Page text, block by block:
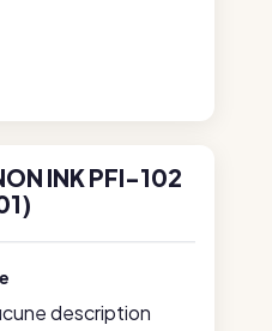
INK PFI-102
description